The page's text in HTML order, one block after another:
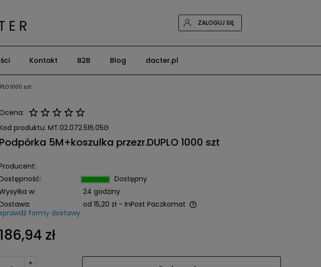
E R ZALOGUJ SIĘ
Kontakt B2B Blog dacter.pl
1000 szt
Ocena:
produktu: MT.02.072.516.05G
Podpórka 5M+koszulka przezr.DUPLO 1000 szt
Dostępny
w:
24 godziny
od 15,20 zł - InPost Paczkomat
sprawdź formy dostawy
186,94 zł
+